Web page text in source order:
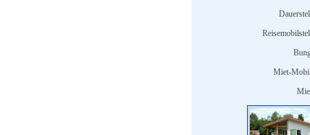
Miet-